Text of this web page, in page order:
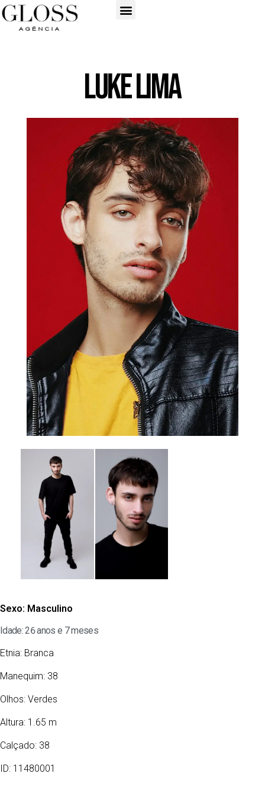
LUKE LIMA
Sexo: Masculino
Idade: 26 anos e 7 meses
Etnia: Branca
Manequim: 38
Olhos: Verdes
Altura: 1.65 m
Calçado: 38
ID: 11480001